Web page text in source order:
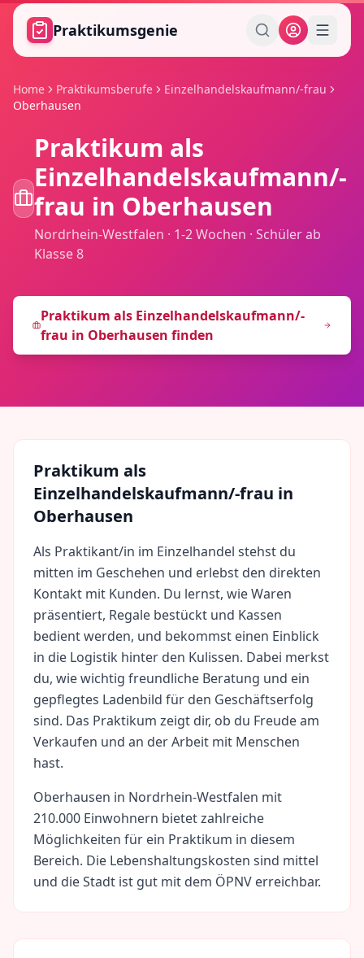
Zum Hauptinhalt springen
Praktikumsgenie
Home Praktikumsberufe
Einzelhandelskaufmann/-frau
Oberhausen
Praktikum als
Einzelhandelskaufmann/-
frau in Oberhausen
Nordrhein-Westfalen · 1-2 Wochen · Schüler ab
Klasse 8
Praktikum als Einzelhandelskaufmann/-
frau in Oberhausen finden
Praktikum als
Einzelhandelskaufmann/-frau in
Oberhausen
Als Praktikant/in im Einzelhandel stehst du
mitten im Geschehen und erlebst den direkten
Kontakt mit Kunden. Du lernst, wie Waren
präsentiert, Regale bestückt und Kassen
bedient werden, und bekommst einen Einblick
in die Logistik hinter den Kulissen. Dabei merkst
du, wie wichtig freundliche Beratung und ein
gepflegtes Ladenbild für den Geschäftserfolg
sind. Das Praktikum zeigt dir, ob du Freude am
Verkaufen und an der Arbeit mit Menschen
hast.
Oberhausen in Nordrhein-Westfalen mit
210.000 Einwohnern bietet zahlreiche
Möglichkeiten für ein Praktikum in diesem
Bereich. Die Lebenshaltungskosten sind mittel
und die Stadt ist gut mit dem ÖPNV erreichbar.